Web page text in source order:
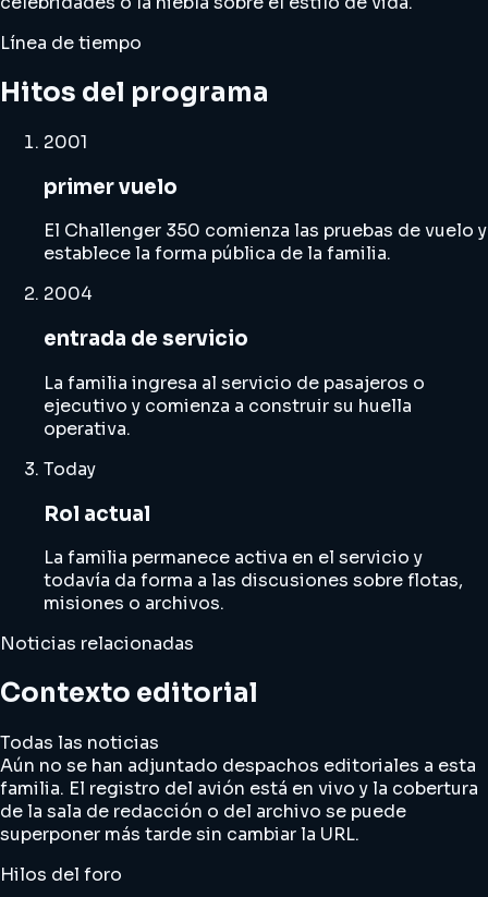
Línea de tiempo
Hitos del programa
2001
primer vuelo
El Challenger 350 comienza las pruebas de vuelo y
establece la forma pública de la familia.
2004
entrada de servicio
La familia ingresa al servicio de pasajeros o
ejecutivo y comienza a construir su huella
operativa.
Today
Rol actual
La familia permanece activa en el servicio y
todavía da forma a las discusiones sobre flotas,
misiones o archivos.
Noticias relacionadas
Contexto editorial
Todas las noticias
Aún no se han adjuntado despachos editoriales a esta
familia. El registro del avión está en vivo y la cobertura
de la sala de redacción o del archivo se puede
superponer más tarde sin cambiar la URL.
Hilos del foro